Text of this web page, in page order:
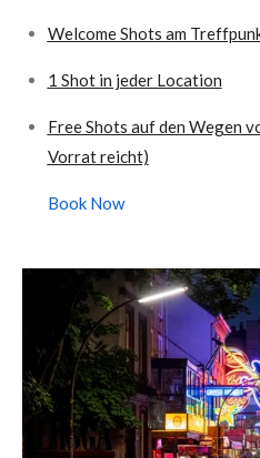
Welcome Shots am
1 Shot in jeder Location
Free Shots auf den Wegen
Vorrat reicht)
Book Now